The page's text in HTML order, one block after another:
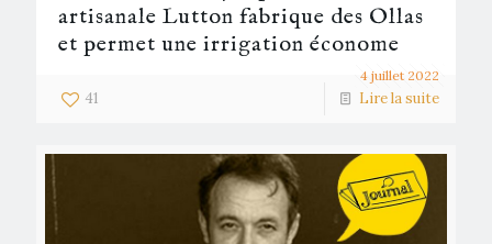
4 juillet 2022
artisanale Lutton fabrique des Ollas
et permet une irrigation économe
41 Lire la suite